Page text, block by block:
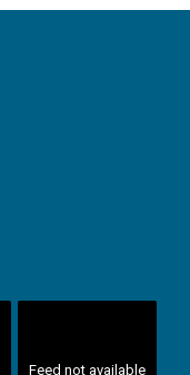
Feed not available